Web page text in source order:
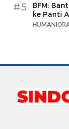
#5
BFM:
ke Panti